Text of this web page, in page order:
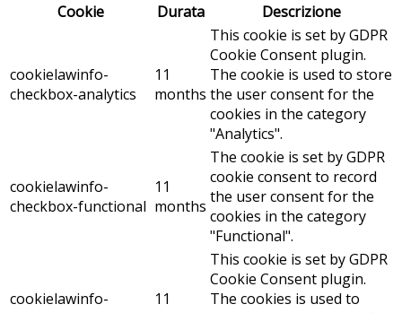
Cookie
Durata Descrizione
cookielawinfo-
checkbox-analytics
11
months
This cookie is set by GDPR
Cookie Consent plugin.
The cookie is used to store
the user consent for the
cookies in the category
"Analytics".
cookielawinfo-
checkbox-functional
11
months
The cookie is set by GDPR
cookie consent to record
the user consent for the
cookies in the category
"Functional".
cookielawinfo-
11
This cookie is set by GDPR
Cookie Consent plugin.
The cookies is used to